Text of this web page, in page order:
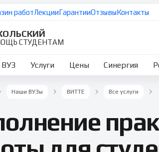
работЛекцииГарантииОтзывыКонтакты
СТУДЕНТАМ
Услуги Цены Синергия
Наши ВУЗы ВИТТЕ Все услуги